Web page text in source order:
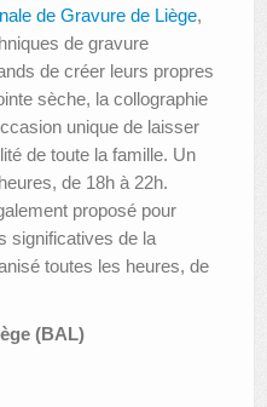
de Gravure de Liège,
de gravure
de créer leurs propres
sèche, la collographie
unique de laisser
de toute la famille. Un
de 18h à 22h.
proposé pour
significatives de la
toutes les heures, de
(BAL)